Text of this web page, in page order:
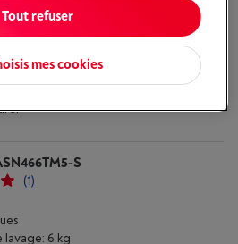
en ligne -Voir le stock
stock en magasin
S
(1)
lavage: 6 kg
mes cookies
Tout refuser